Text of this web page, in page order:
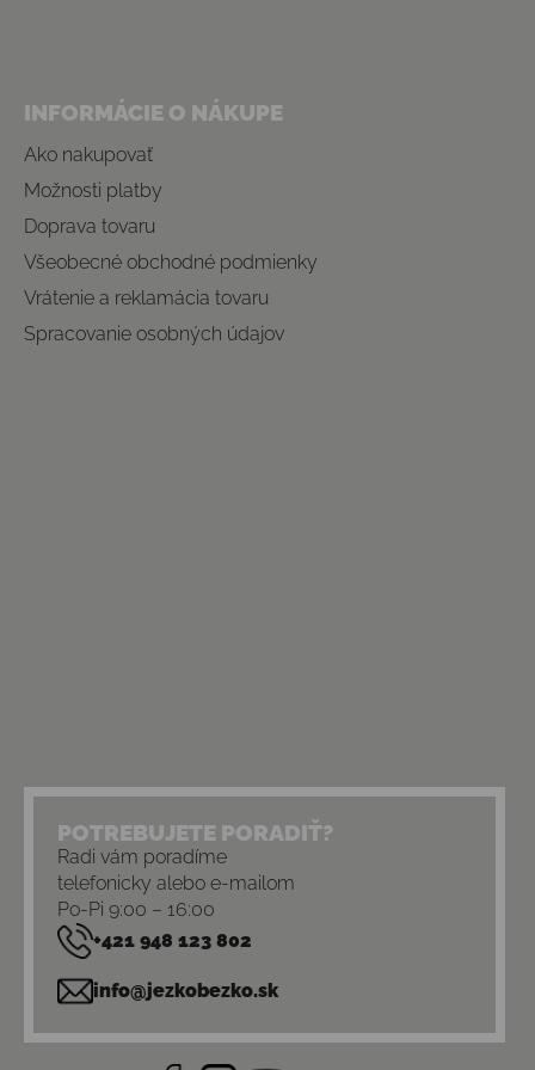
INFORMÁCIE O NÁKUPE
Ako nakupovať
Možnosti platby
Doprava tovaru
Všeobecné obchodné podmienky
Vrátenie a reklamácia tovaru
Spracovanie osobných údajov
POTREBUJETE PORADIŤ?
Radi vám poradíme
telefonicky alebo e-mailom
Po-Pi 9:00 – 16:00
+421 948 123 802
info@jezkobezko.sk